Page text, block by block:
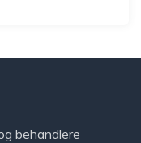
behandlere